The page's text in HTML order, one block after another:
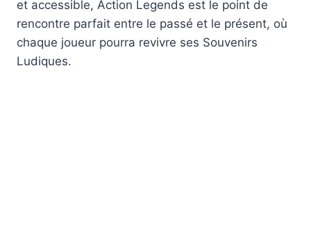
et accessible, Action Legends est le point de
rencontre parfait entre le passé et le présent, où
chaque joueur pourra revivre ses Souvenirs
Ludiques.